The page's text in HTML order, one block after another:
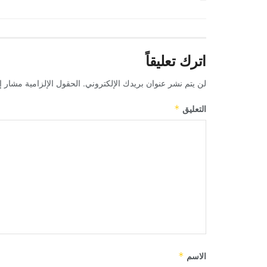
اترك تعليقاً
لن يتم نشر عنوان بريدك الإلكتروني. الحقول الإلزامية مشار
التعليق *
الاسم *